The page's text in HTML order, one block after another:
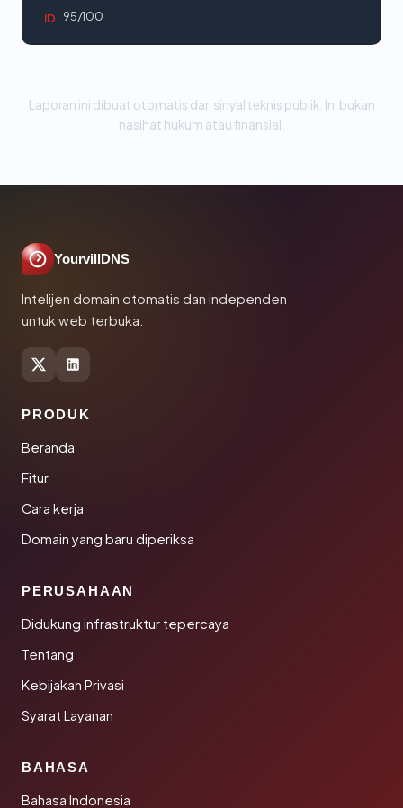
ID 95/100
Laporan ini dibuat otomatis dari sinyal teknis publik. Ini bukan
nasihat hukum atau finansial.
YourvillDNS
Intelijen domain otomatis dan independen
untuk web terbuka.
PRODUK
Beranda
Fitur
Cara kerja
Domain yang baru diperiksa
PERUSAHAAN
Didukung infrastruktur tepercaya
Tentang
Kebijakan Privasi
Syarat Layanan
BAHASA
Bahasa Indonesia